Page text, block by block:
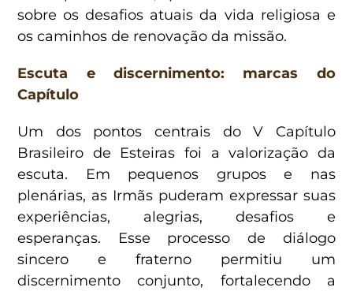
sobre os desafios atuais da vida religiosa e
os caminhos de renovação da missão.
Escuta e discernimento: marcas do
Capítulo
Um dos pontos centrais do V Capítulo
Brasileiro de Esteiras foi a valorização da
escuta. Em pequenos grupos e nas
plenárias, as Irmãs puderam expressar suas
experiências, alegrias, desafios e
esperanças. Esse processo de diálogo
sincero e fraterno permitiu um
discernimento conjunto, fortalecendo a